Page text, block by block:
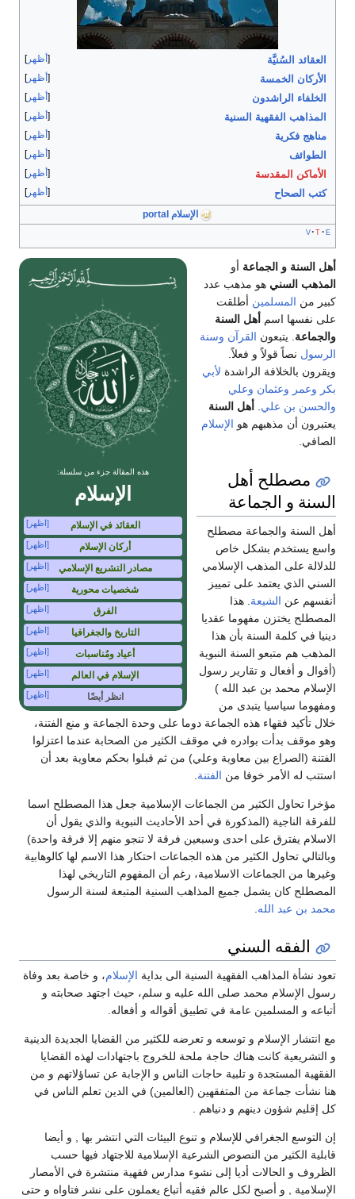
أظهر العقائد السُنيَّة
أظهر الأركان الخمسة
أظهر الخلفاء الراشدون
أظهر المذاهب الفقهية السنية
أظهر مناهج فكرية
أظهر الطوائف
أظهر الأماكن المقدسة
أظهر كتب الصحاح
الإسلام portal
v t e
هذه المقالة جزء من سلسلة:
الإسلام
العقائد في الإسلام [اظهر]
أركان الإسلام [اظهر]
مصادر التشريع الإسلامي [اظهر]
شخصيات محورية [اظهر]
الفرق [اظهر]
التاريخ والجغرافيا [اظهر]
أعياد ومُناسبات [اظهر]
الإسلام في العالم [اظهر]
انظر أيضًا [اظهر]
أهل السنة و الجماعة أو
المذهب السني هو مذهب عدد
كبير من المسلمين أطلقت
على نفسها اسم أهل السنة
والجماعة. يتبعون القرآن وسنة
الرسول نصاً قولاً و فعلاً.
ويقرون بالخلافة الراشدة لأبي
بكر وعمر وعثمان وعلي
والحسن بن علي. أهل السنة
يعتبرون أن مذهبهم هو الإسلام
الصافي.
مصطلح أهل
السنة و الجماعة
أهل السنة والجماعة مصطلح
واسع يستخدم بشكل خاص
للدلالة على المذهب الإسلامي
السني الذي يعتمد على تمييز
أنفسهم عن الشيعة . هذا
المصطلح يختزن مفهوما عقديا
دينيا في كلمة السنة بأن هذا
المذهب هم متبعو السنة النبوية
(أقوال و أفعال و تقارير رسول
الإسلام محمد بن عبد الله )
ومفهوما سياسيا يتبدى من
خلال تأكيد فقهاء هذه الجماعة دوما على وحدة الجماعة و منع الفتنة،
وهو موقف بدأت بوادره في موقف الكثير من الصحابة عندما اعتزلوا
الفتنة (الصراع بين معاوية وعلي) من ثم قبلوا بحكم معاوية بعد أن
استتب له الأمر خوفا من الفتنة
مؤخرا تحاول الكثير من الجماعات الإسلامية جعل هذا المصطلح اسما
للفرقة الناجية (المذكورة في أحد الأحاديث النبوية والذي يقول أن
الاسلام يفترق على احدى وسبعين فرقة لا تنجو منهم إلا فرقة واحدة)
وبالتالي تحاول الكثير من هذه الجماعات احتكار هذا الاسم لها كالوهابية
وغيرها من الجماعات الاسلامية، رغم أن المفهوم التاريخي لهذا
المصطلح كان يشمل جميع المذاهب السنية المتبعة لسنة الرسول
محمد بن عبد الله
الفقه السني
تعود نشأة المذاهب الفقهية السنية الى بداية الإسلام، و خاصة بعد وفاة
رسول الإسلام محمد صلى الله عليه و سلم، حيث اجتهد صحابته و
أتباعه و المسلمين عامة في تطبيق أقواله و أفعاله.
مع انتشار الإسلام و توسعه و تعرضه للكثير من القضايا الجديدة الدينية
و التشريعية كانت هناك حاجة ملحة للخروج باجتهادات لهذه القضايا
الفقهية المستجدة و تلبية حاجات الناس و الإجابة عن تساؤلاتهم و من
هنا نشأت جماعة من المتفقهين (العالمين) في الدين تعلم الناس في
كل إقليم شؤون دينهم و دنياهم .
إن التوسع الجغرافي للإسلام و تنوع البيئات التي انتشر بها , و أيضا
قابلية الكثير من النصوص الشرعية الإسلامية للاجتهاد فيها حسب
الظروف و الحالات أديا إلى نشوء مدارس فقهية منتشرة في الأمصار
الإسلامية , و أصبح لكل عالم فقيه أتباع يعملون على نشر فتاواه و حتى